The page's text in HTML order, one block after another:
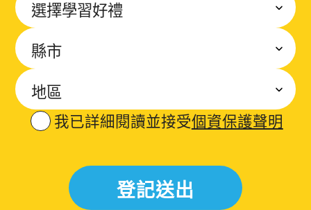
我已詳細閱讀並接受個資保護聲明
登記送出